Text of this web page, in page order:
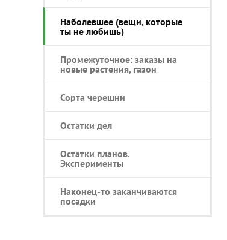
Наболевшее (вещи, которые
ты не любишь)
Промежуточное: заказы на
новые растения, газон
Сорта черешни
Остатки дел
Остатки планов.
Эксперименты
Наконец-то заканчиваются
посадки